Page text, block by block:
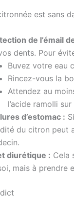
est sans
de l’émail
dents. Pour
Buvez votre eau
Rincez-vous la
Attendez au
l’acide ramolli sur
d’estomac :
du citron peut
diurétique : Cela
mais à prendre